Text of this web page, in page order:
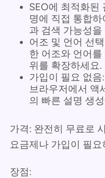
SEO에 최적화된
명에 직접 통합
과 검색 가능성을
어조 및 언어 선
한 어조와 언어
위를 확장하세요.
가입이 필요 없
브라우저에서 액
의 빠른 설명 생
가격: 완전히 무료로
요금제나 가입이 필
장점: